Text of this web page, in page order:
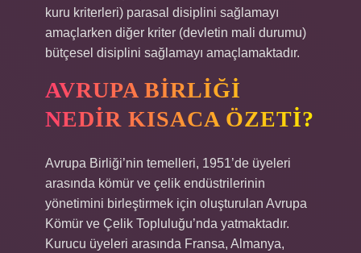
kuru kriterleri) parasal disiplini sağlamayı
amaçlarken diğer kriter (devletin mali durumu)
bütçesel disiplini sağlamayı amaçlamaktadır.
AVRUPA BIRLIĞI
NEDIR KISACA ÖZETI?
Avrupa Birliği’nin temelleri, 1951’de üyeleri
arasında kömür ve çelik endüstrilerinin
yönetimini birleştirmek için oluşturulan Avrupa
Kömür ve Çelik Topluluğu’nda yatmaktadır.
Kurucu üyeleri arasında Fransa, Almanya,